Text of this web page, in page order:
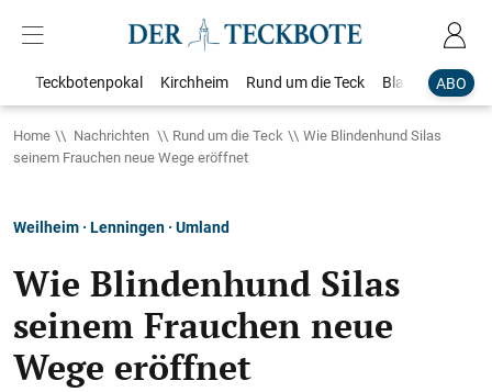
ABO
Teckbotenpokal Kirchheim Rund um die Teck Blaulicht
Home Nachrichten Rund um die Teck
Wie Blindenhund Silas
seinem Frauchen neue Wege eröffnet
Weilheim · Lenningen · Umland
Wie Blindenhund Silas
seinem Frauchen neue
Wege eröffnet